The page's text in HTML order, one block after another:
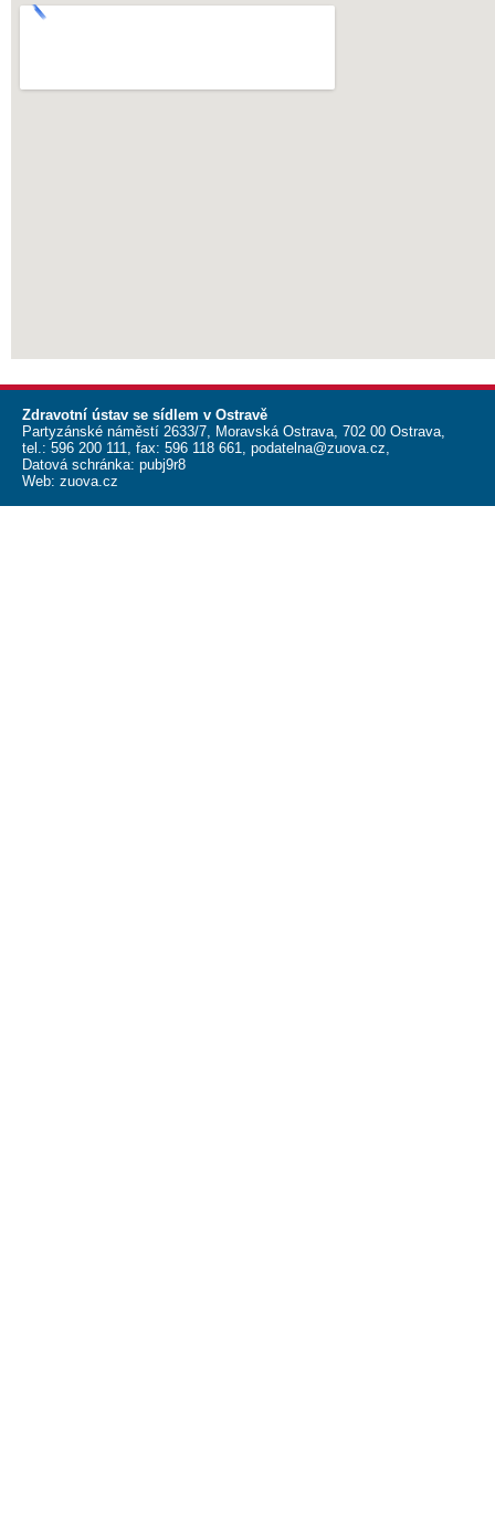
Zdravotní ústav se sídlem v Ostravě
Partyzánské náměstí 2633/7, Moravská Ostrava, 702 00 Ostrava,
tel.: 596 200 111 , fax: 596 118 661 podatelna@zuova.cz
Datová schránka: pubj9r8
Web: zuova.cz